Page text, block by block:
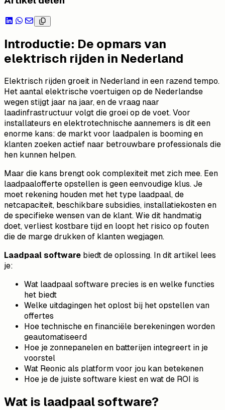
Introductie: De opmars van
elektrisch rijden in Nederland
Elektrisch rijden groeit in Nederland in een razend tempo.
Het aantal elektrische voertuigen op de Nederlandse
wegen stijgt jaar na jaar, en de vraag naar
laadinfrastructuur volgt die groei op de voet. Voor
installateurs en elektrotechnische aannemers is dit een
enorme kans: de markt voor laadpalen is booming en
klanten zoeken actief naar betrouwbare professionals die
hen kunnen helpen.
Maar die kans brengt ook complexiteit met zich mee. Een
laadpaalofferte opstellen is geen eenvoudige klus. Je
moet rekening houden met het type laadpaal, de
netcapaciteit, beschikbare subsidies, installatiekosten en
de specifieke wensen van de klant. Wie dit handmatig
doet, verliest kostbare tijd en loopt het risico op fouten
die de marge drukken of klanten wegjagen.
Laadpaal software biedt de oplossing. In dit artikel lees
je:
Wat laadpaal software precies is en welke functies
het biedt
Welke uitdagingen het oplost bij het opstellen van
offertes
Hoe technische en financiële berekeningen worden
geautomatiseerd
Hoe je zonnepanelen en batterijen integreert in je
voorstel
Wat Reonic als platform voor jou kan betekenen
Hoe je de juiste software kiest en wat de ROI is
Wat is laadpaal software?